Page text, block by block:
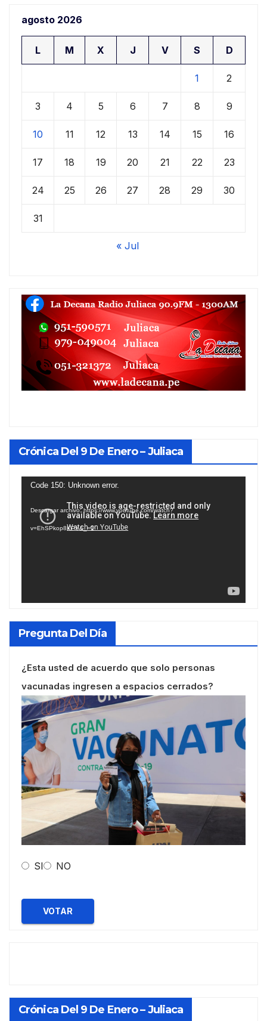
agosto 2026
L M X J V S D
1 2
3 4 5 6 7 8 9
10 11 12 13 14 15 16
17 18 19 20 21 22 23
24 25 26 27 28 29 30
31
« Jul
Crónica Del 9 De Enero – Juliaca
Reproductor
vídeo
Code 150: Unknown error.
Descargar archivo: https://www.youtube.com/watch?
v=EhSPkop8KPY&_=1
Pregunta Del Día
¿Esta usted de acuerdo que solo personas
vacunadas ingresen a espacios cerrados?
SI NO
VOTAR
Crónica Del 9 De Enero – Juliaca